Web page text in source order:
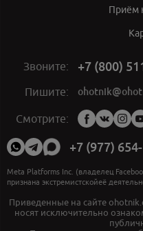
Приём
Звоните: +7 (800)
Пишите:
Смотрите:
Мы
в
социальных
сетях:
+7 (977)
Meta Platforms Inc. (владелец
признана экстремистскойеё
Приведенные на сайте
носят исключительно